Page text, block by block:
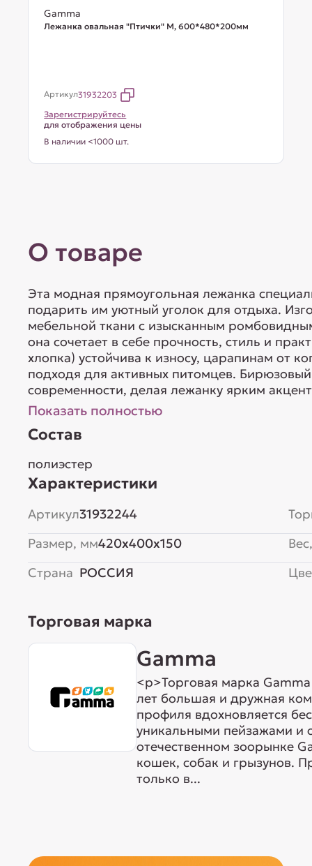
Gamma
Лежанка овальная "Птички" М, 600*480*200мм
Артикул31932203
Зарегистрируйтесь
для отображения цены
В наличии <1000 шт.
О товаре
Эта модная прямоугольная лежанка
подарить им уютный уголок для отдыха.
мебельной ткани с изысканным
она сочетает в себе прочность, стиль и
хлопка) устойчива к износу, царапинам от
подходя для активных питомцев.
современности, делая лежанку ярким
Показать полностью
Состав
полиэстер
Характеристики
Артикул31932244
Размер, мм420x400x150
Страна РОССИЯ
Торговая марка
Gamma
<p>Торговая марка
лет большая и дружная
профиля вдохновляется
уникальными пейзажами и
отечественном зоорынке
кошек, собак и грызунов.
только в...